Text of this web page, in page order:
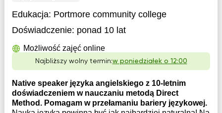
Edukacja: Portmore community college
Doświadczenie: ponad 10 lat
Możliwość zajęć online
Najbliższy wolny termin:w poniedziałek o 12:00
Native speaker języka angielskiego z 10-letnim
doświadczeniem w nauczaniu metodą Direct
Method. Pomagam w przełamaniu bariery językowej.